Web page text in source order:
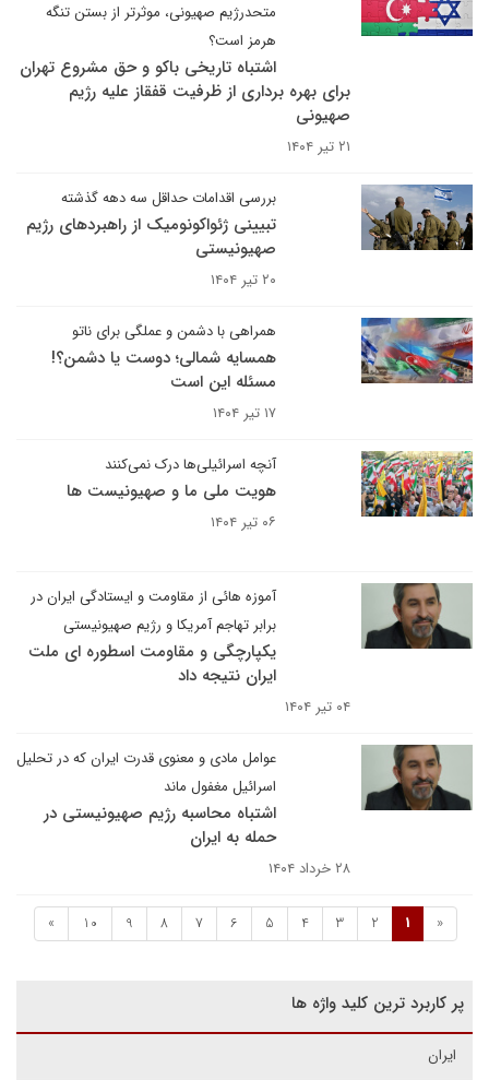
متحدرژیم صهیونی، موثرتر از بستن تنگه
هرمز است؟
اشتباه تاریخی باکو و حق مشروع تهران
برای بهره برداری از ظرفیت قفقاز علیه رژیم
صهیونی
۲۱ تیر ۱۴۰۴
بررسی اقدامات حداقل سه دهه گذشته
تبیینی ژئواکونومیک از راهبردهای رژیم
صهیونیستی
۲۰ تیر ۱۴۰۴
همراهی با دشمن و عملگی برای ناتو
همسایه شمالی؛ دوست یا دشمن؟!
مسئله این است
۱۷ تیر ۱۴۰۴
آنچه اسرائیلی‌ها درک نمی‌کنند
هویت ملی ما و صهیونیست ها
۰۶ تیر ۱۴۰۴
آموزه هائی از مقاومت و ایستادگی ایران در
برابر تهاجم آمریکا و رژیم صهیونیستی
یکپارچگی و مقاومت اسطوره ای ملت
ایران نتیجه داد
۰۴ تیر ۱۴۰۴
عوامل مادی و معنوی قدرت ایران که در تحلیل
اسرائیل مغفول ماند
اشتباه محاسبه رژیم صهیونیستی در
حمله به ایران
۲۸ خرداد ۱۴۰۴
«
1
2
3
4
5
6
7
8
9
10
»
پر کاربرد ترین کلید واژه ها
ایران